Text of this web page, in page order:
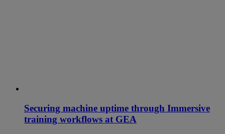
Securing machine uptime through Immersive
training workflows at GEA